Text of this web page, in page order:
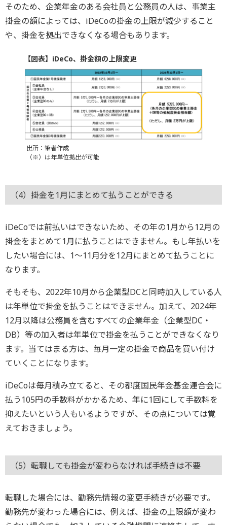
そのため、企業年金のある会社員と公務員の人は、事業主
掛金の額によっては、iDeCoの掛金の上限が減少すること
や、掛金を拠出できなくなる場合もあります。
【図表】iDeCo、掛金額の上限変更
出所：筆者作成
（※）は年単位拠出が可能
（4）掛金を1月にまとめて払うことができる
iDeCoでは前払いはできないため、その年の1月から12月の
掛金をまとめて1月に払うことはできません。もし年払いを
したい場合には、1～11月分を12月にまとめて払うことに
なります。
そもそも、2022年10月から企業型DCと同時加入している人
は年単位で掛金を払うことはできません。加えて、2024年
12月以降は公務員を含むすべての企業年金（企業型DC・
DB）等の加入者は年単位で掛金を払うことができなくなり
ます。当てはまる方は、毎月一定の掛金で商品を買い付け
ていくことになります。
iDeCoは毎月積み立てると、その都度国民年金基金連合会に
払う105円の手数料がかかるため、年に1回にして手数料を
抑えたいという人もいるようですが、その点については覚
えておきましょう。
（5）転職しても掛金が変わらなければ手続きは不要
転職した場合には、勤務先情報の変更手続きが必要です。
勤務先が変わった場合には、例えば、掛金の上限額が変わ